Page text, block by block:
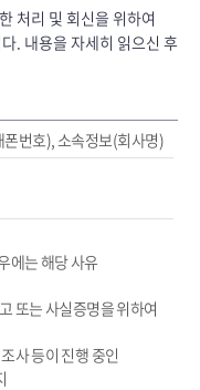
처리 및 회신을 위하여
. 내용을 자세히 읽으신 후
번호), 소속정보(회사명)
에는 해당 사유
또는 사실증명을 위하여
사 등이 진행 중인